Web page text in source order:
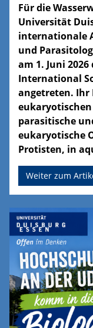
Für die
Universität
internationale
und
am 1. Juni
International
angetreten. Ihr
parasitische
eukaryotische
Protisten, in
Weiter zum